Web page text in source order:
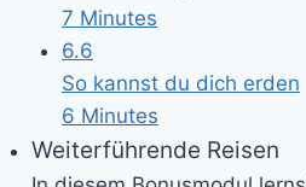
7 Minutes
6.6
So kannst du dich erden
6 Minutes
Weiterführende Reisen